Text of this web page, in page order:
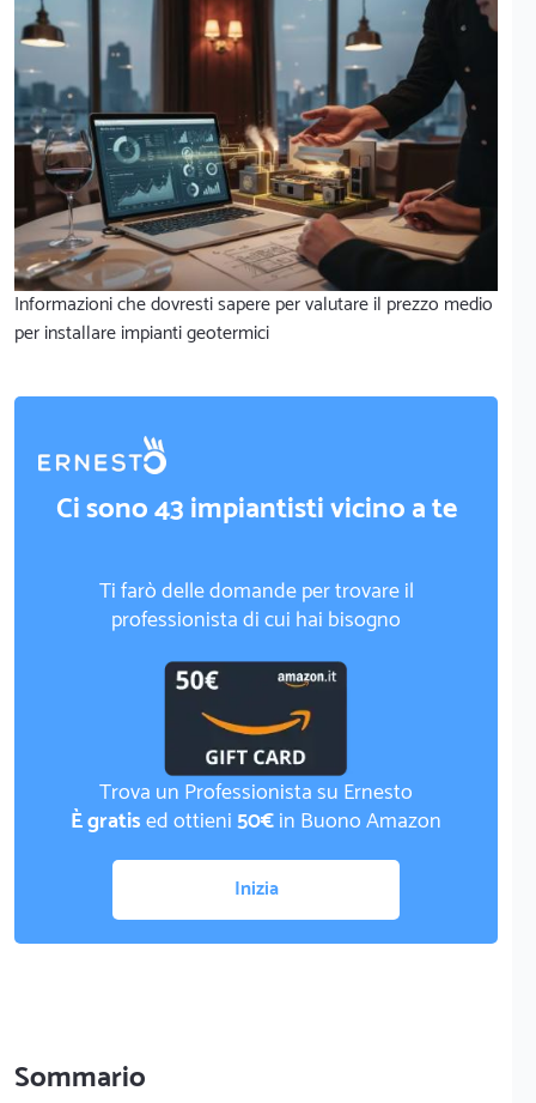
Informazioni che dovresti sapere per valutare il prezzo medio
per installare impianti geotermici
Ci sono 43 impiantisti vicino a te
Ti farò delle domande per trovare il
professionista di cui hai bisogno
Trova un Professionista su Ernesto
È gratised ottieni50€in Buono Amazon
Inizia
Sommario